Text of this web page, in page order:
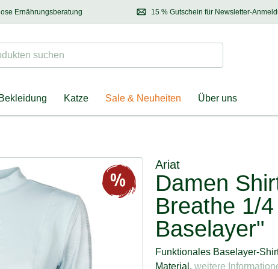
& Halter 15 % Gutschein für Newsletter-
Entdecken Sie
Ernährungsberatung
Kontaktieren Sie unsere
Ernährungsberatung:
suchen Suchen
Katze Sale & Neuheiten Über uns
Ariat
Damen
Breathe 1/
Baselayer"
Funktionales Baselayer-
Material. weitere